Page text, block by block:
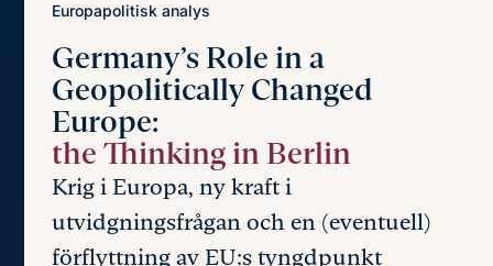
Europapolitisk analys
Germany’s Role in a
Geopolitically Changed
Europe:
the Thinking in Berlin
Krig i Europa, ny kraft i
utvidgningsfrågan och en (eventuell)
förflyttning av EU:s tyngdpunkt